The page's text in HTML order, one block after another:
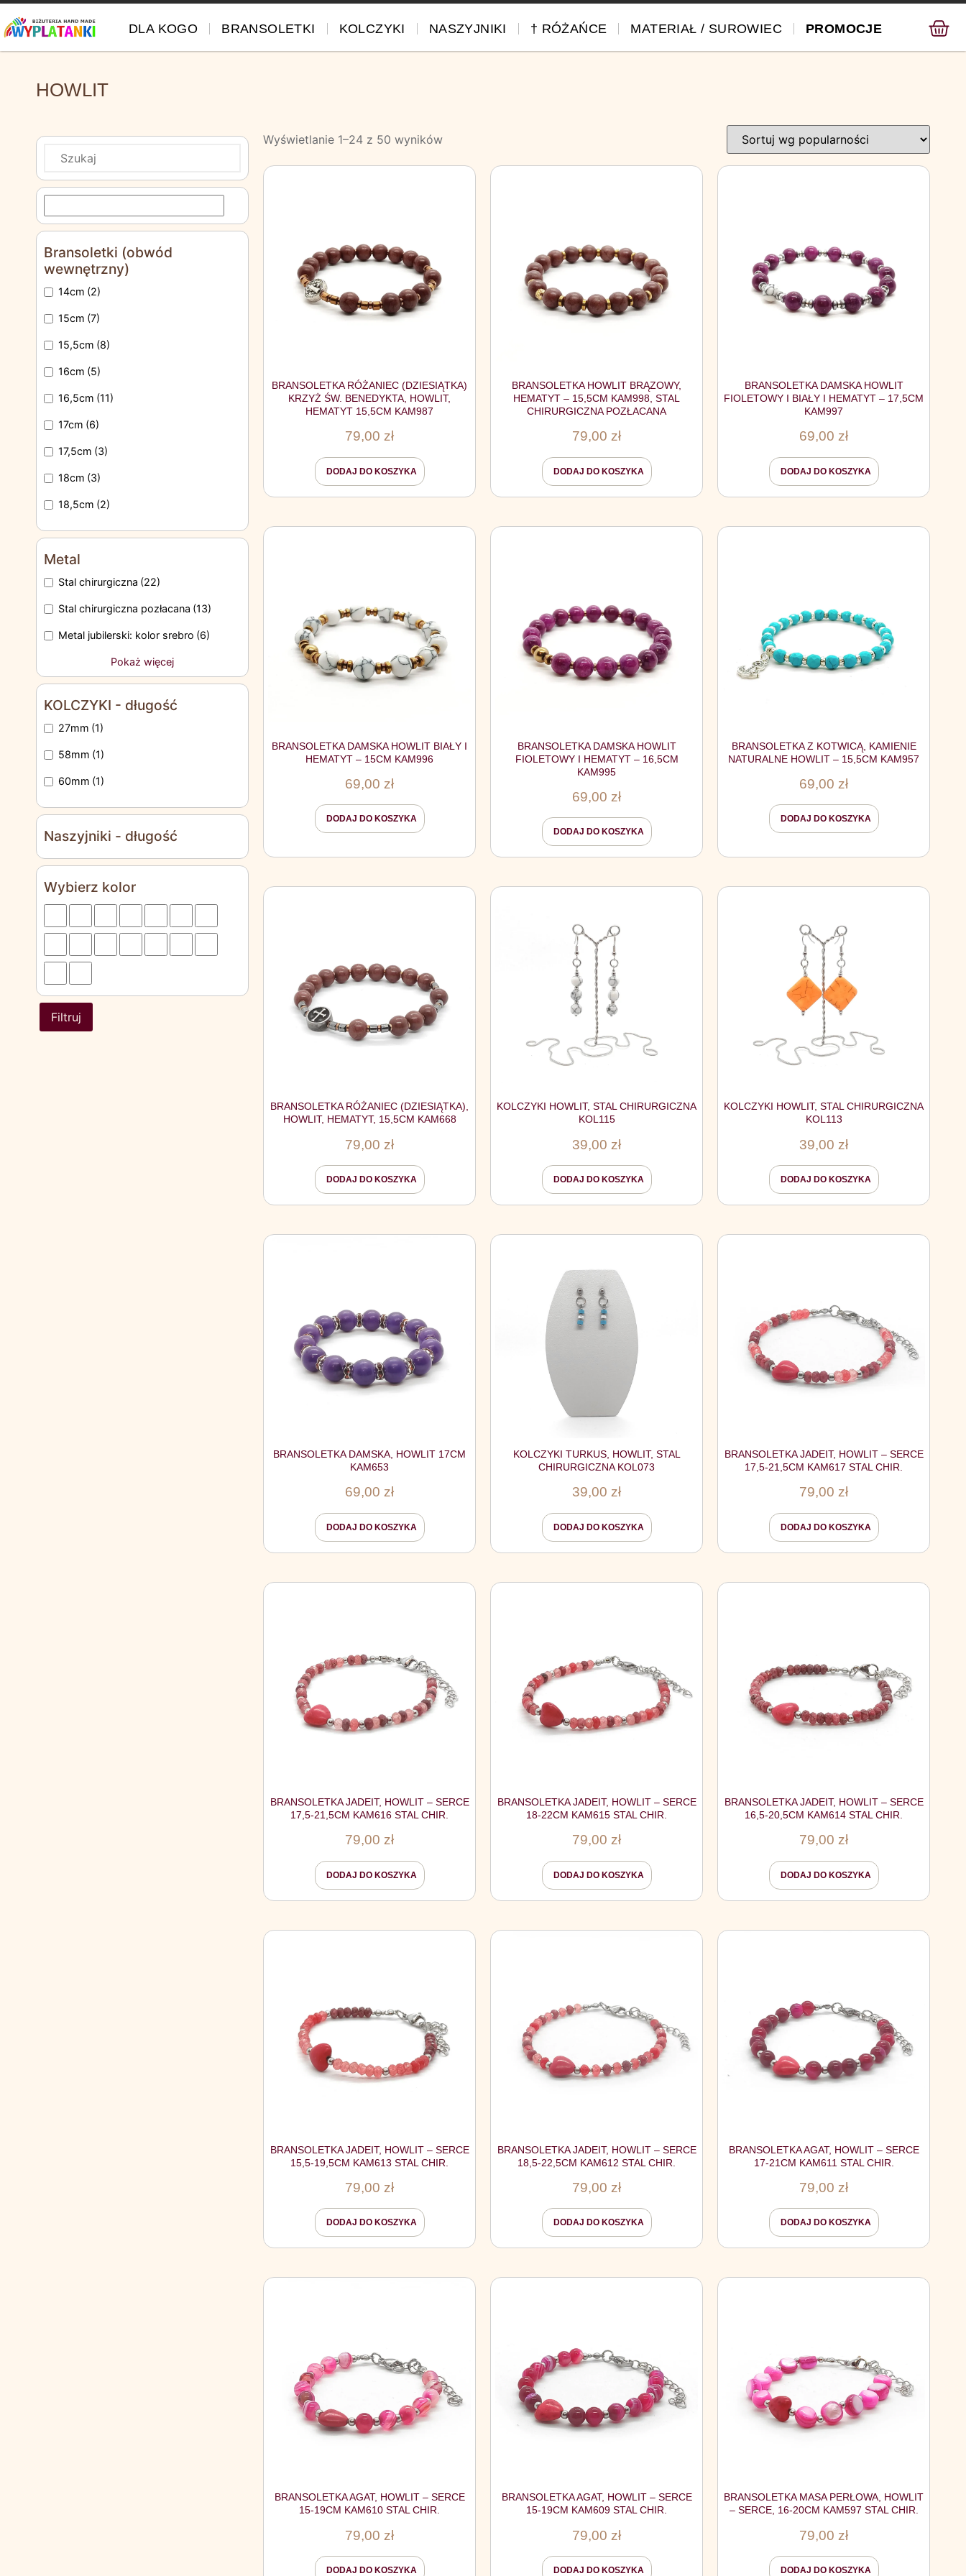
DLA KOGO BRANSOLETKI KOLCZYKI NASZYJNIKI † RÓŻAŃCE MATERIAŁ / SUROWIEC PROMOCJE
HOWLIT
Bransoletki (obwód
wewnętrzny)
14cm (2)
15cm (7)
15,5cm (8)
16cm (5)
16,5cm (11)
17cm (6)
17,5cm (3)
18cm (3)
18,5cm (2)
Metal
Stal chirurgiczna (22)
Stal chirurgiczna pozłacana (13)
Metal jubilerski: kolor srebro (6)
Pokaż więcej
KOLCZYKI - długość
27mm (1)
58mm (1)
60mm (1)
Naszyjniki - długość
Wybierz kolor
Filtruj
Wyświetlanie 1–24 z 50 wyników
BRANSOLETKA RÓŻANIEC (DZIESIĄTKA)
KRZYŻ ŚW. BENEDYKTA, HOWLIT,
HEMATYT 15,5CM KAM987
79,00 zł
DODAJ DO KOSZYKA
BRANSOLETKA HOWLIT BRĄZOWY,
HEMATYT – 15,5CM KAM998, STAL
CHIRURGICZNA POZŁACANA
79,00 zł
DODAJ DO KOSZYKA
BRANSOLETKA DAMSKA HOWLIT
FIOLETOWY I BIAŁY I HEMATYT – 17,5CM
KAM997
69,00 zł
DODAJ DO KOSZYKA
BRANSOLETKA DAMSKA HOWLIT BIAŁY I
HEMATYT – 15CM KAM996
69,00 zł
DODAJ DO KOSZYKA
BRANSOLETKA DAMSKA HOWLIT
FIOLETOWY I HEMATYT – 16,5CM
KAM995
69,00 zł
DODAJ DO KOSZYKA
BRANSOLETKA Z KOTWICĄ, KAMIENIE
NATURALNE HOWLIT – 15,5CM KAM957
69,00 zł
DODAJ DO KOSZYKA
BRANSOLETKA RÓŻANIEC (DZIESIĄTKA),
HOWLIT, HEMATYT, 15,5CM KAM668
79,00 zł
DODAJ DO KOSZYKA
KOLCZYKI HOWLIT, STAL CHIRURGICZNA
KOL115
39,00 zł
DODAJ DO KOSZYKA
KOLCZYKI HOWLIT, STAL CHIRURGICZNA
KOL113
39,00 zł
DODAJ DO KOSZYKA
BRANSOLETKA DAMSKA, HOWLIT 17CM
KAM653
69,00 zł
DODAJ DO KOSZYKA
KOLCZYKI TURKUS, HOWLIT, STAL
CHIRURGICZNA KOL073
39,00 zł
DODAJ DO KOSZYKA
BRANSOLETKA JADEIT, HOWLIT – SERCE
17,5-21,5CM KAM617 STAL CHIR.
79,00 zł
DODAJ DO KOSZYKA
BRANSOLETKA JADEIT, HOWLIT – SERCE
17,5-21,5CM KAM616 STAL CHIR.
79,00 zł
DODAJ DO KOSZYKA
BRANSOLETKA JADEIT, HOWLIT – SERCE
18-22CM KAM615 STAL CHIR.
79,00 zł
DODAJ DO KOSZYKA
BRANSOLETKA JADEIT, HOWLIT – SERCE
16,5-20,5CM KAM614 STAL CHIR.
79,00 zł
DODAJ DO KOSZYKA
BRANSOLETKA JADEIT, HOWLIT – SERCE
15,5-19,5CM KAM613 STAL CHIR.
79,00 zł
DODAJ DO KOSZYKA
BRANSOLETKA JADEIT, HOWLIT – SERCE
18,5-22,5CM KAM612 STAL CHIR.
79,00 zł
DODAJ DO KOSZYKA
BRANSOLETKA AGAT, HOWLIT – SERCE
17-21CM KAM611 STAL CHIR.
79,00 zł
DODAJ DO KOSZYKA
BRANSOLETKA AGAT, HOWLIT – SERCE
15-19CM KAM610 STAL CHIR.
79,00 zł
DODAJ DO KOSZYKA
BRANSOLETKA AGAT, HOWLIT – SERCE
15-19CM KAM609 STAL CHIR.
79,00 zł
DODAJ DO KOSZYKA
BRANSOLETKA MASA PERŁOWA, HOWLIT
– SERCE, 16-20CM KAM597 STAL CHIR.
79,00 zł
DODAJ DO KOSZYKA